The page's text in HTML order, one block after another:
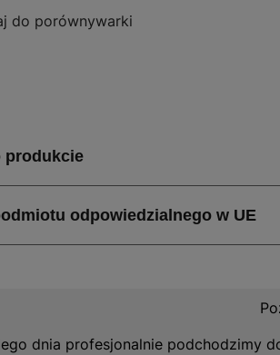
do porównywarki
dnia profesjonalnie podchodzimy